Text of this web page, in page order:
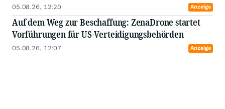
05.08.26, 12:20 Anzeige
Auf dem Weg zur Beschaffung: ZenaDrone startet
Vorführungen für US-Verteidigungsbehörden
05.08.26, 12:07 Anzeige